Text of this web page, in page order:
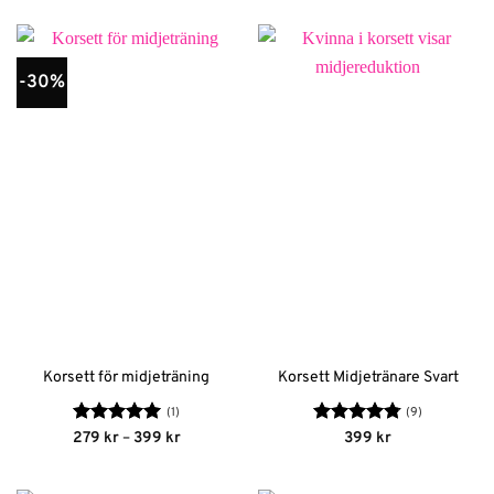
-30%
Korsett för midjeträning
Betygsatt5
(1)
279 kr – 399 krPrisintervall:
Korsett Midjetränare Svart
Betygsatt
(9)
399 kr